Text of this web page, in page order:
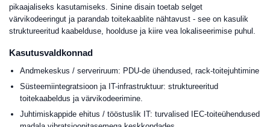
pikaajaliseks kasutamiseks. Sinine disain toetab selget
värvikodeeringut ja parandab toitekaablite nähtavust - see on kasulik
struktureeritud kaabelduse, hoolduse ja kiire vea lokaliseerimise puhul.
Kasutusvaldkonnad
Andmekeskus / serveriruum: PDU-de ühendused, rack-toitejuhtimine
Süsteemiintegratsioon ja IT-infrastruktuur: struktureeritud
toitekaabeldus ja värvikodeerimine.
Juhtimiskappide ehitus / tööstuslik IT: turvalised IEC-toiteühendused